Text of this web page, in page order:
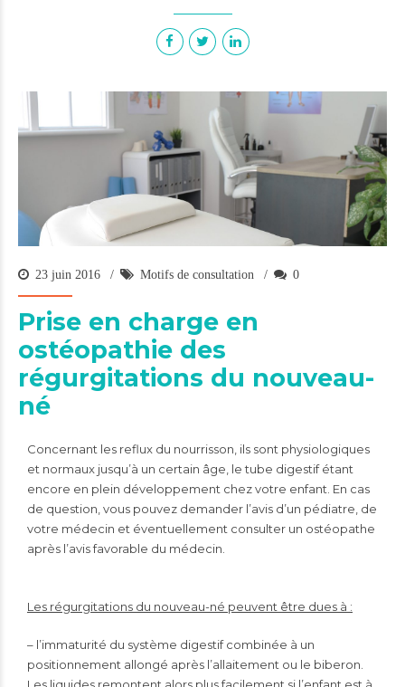
23 juin 2016 Motifs de consultation 0
Prise en charge en
ostéopathie des
régurgitations du nouveau-
né
Concernant les reflux du nourrisson, ils sont physiologiques
et normaux jusqu’à un certain âge, le tube digestif étant
encore en plein développement chez votre enfant. En cas
de question, vous pouvez demander l’avis d’un pédiatre, de
votre médecin et éventuellement consulter un ostéopathe
après l’avis favorable du médecin.
Les régurgitations du nouveau-né peuvent être dues à :
– l’immaturité du système digestif combinée à un
positionnement allongé après l’allaitement ou le biberon.